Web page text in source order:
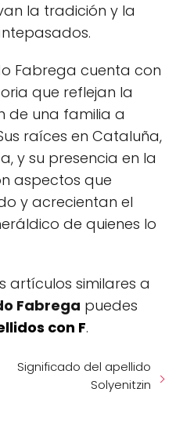
la tradición y la
Fabrega cuenta con
que reflejan la
de una familia a
raíces en Cataluña,
y su presencia en la
aspectos que
y acrecientan el
de quienes lo
artículos similares a
Fabrega puedes
con F.
Significado del apellido
Solyenitzin